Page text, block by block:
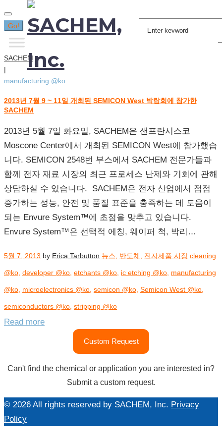
Search
for:
Go!
SACHEM
|
manufacturing @ko
[태
그:]
manufacturing
2013년 7월 9 ~ 11일 개최된 SEMICON West 박람회에 참가한
SACHEM
2013년 5월 7일 화요일, SACHEM은 샌프란시스코
Moscone Center에서 개최된 SEMICON West에 참가했습
니다. SEMICON 2548번 부스에서 SACHEM 전문가들과
함께 전자 재료 시장의 최근 프로세스 난제와 기회에 관해
상담하실 수 있습니다. SACHEM은 전자 산업에서 점점
증가하는 성능, 안전 및 품질 표준을 충족하는 데 도움이
되는 Envure System™에 초점을 맞추고 있습니다.
Envure System™은 선택적 에칭, 웨이퍼 척, 박리…
5월 7, 2013 by Erica Tarbutton 뉴스, 반도체, 전자제품 시장 cleaning
@ko, developer @ko, etchants @ko, ic etching @ko, manufacturing
@ko, microelectronics @ko, semicon @ko, Semicon West @ko,
semiconductors @ko, stripping @ko
Read more
Custom Request
Can't find the chemical or application you are interested in?
Submit a custom request.
© 2026 All rights reserved by SACHEM, Inc. Privacy
Policy